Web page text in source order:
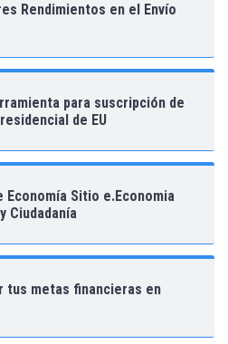
Rendimientos en el Envío
para suscripción de
de EU
Sitio e.Economia
Ciudadanía
tus metas financieras en